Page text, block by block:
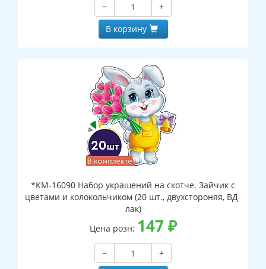
−
+
В корзину
*КМ-16090 Набор украшений на скотче. Зайчик с
цветами и колокольчиком (20 шт., двухстороняя, ВД-
лак)
Цена розн: 147 ₽
−
+